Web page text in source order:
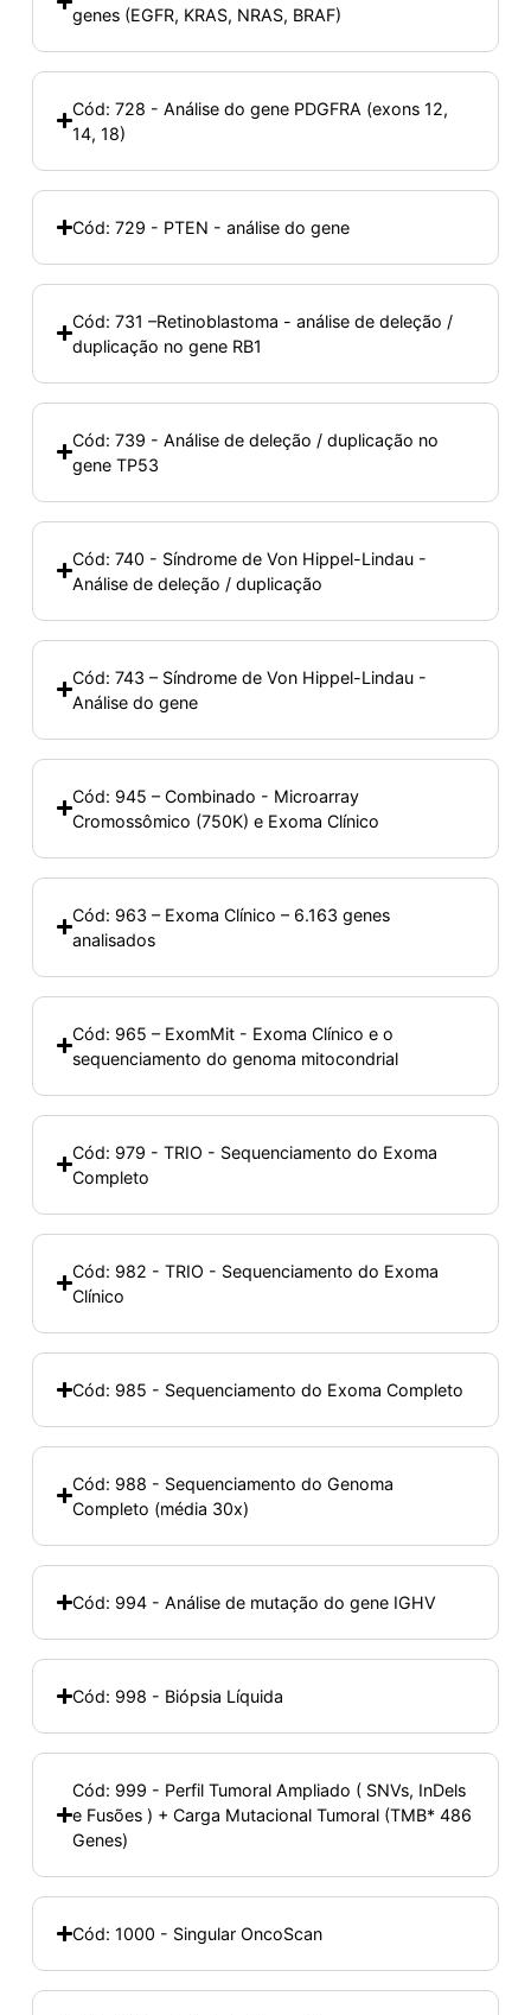
genes (EGFR, KRAS, NRAS, BRAF)
Cód: 728 - Análise do gene PDGFRA (exons 12,
14, 18)
Cód: 729 - PTEN - análise do gene
Cód: 731 –Retinoblastoma - análise de deleção /
duplicação no gene RB1
Cód: 739 - Análise de deleção / duplicação no
gene TP53
Cód: 740 - Síndrome de Von Hippel-Lindau -
Análise de deleção / duplicação
Cód: 743 – Síndrome de Von Hippel-Lindau -
Análise do gene
Cód: 945 – Combinado - Microarray
Cromossômico (750K) e Exoma Clínico
Cód: 963 – Exoma Clínico – 6.163 genes
analisados
Cód: 965 – ExomMit - Exoma Clínico e o
sequenciamento do genoma mitocondrial
Cód: 979 - TRIO - Sequenciamento do Exoma
Completo
Cód: 982 - TRIO - Sequenciamento do Exoma
Clínico
Cód: 985 - Sequenciamento do Exoma Completo
Cód: 988 - Sequenciamento do Genoma
Completo (média 30x)
Cód: 994 - Análise de mutação do gene IGHV
Cód: 998 - Biópsia Líquida
Cód: 999 - Perfil Tumoral Ampliado ( SNVs, InDels
e Fusões ) + Carga Mutacional Tumoral (TMB* 486
Genes)
Cód: 1000 - Singular OncoScan